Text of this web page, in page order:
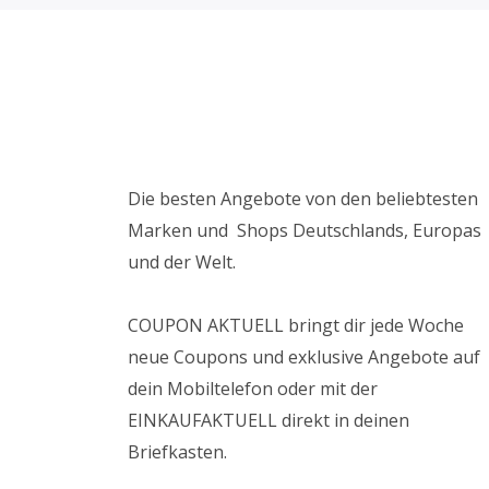
Die besten Angebote von den beliebtesten
Marken und Shops Deutschlands, Europas
und der Welt.
COUPON AKTUELL bringt dir jede Woche
neue Coupons und exklusive Angebote auf
dein Mobiltelefon oder mit der
EINKAUFAKTUELL direkt in deinen
Briefkasten.